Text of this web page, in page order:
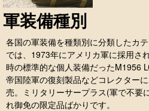
軍装備種別
各国の軍装備を種類別に分類したカ
では、1973年にアメリカ軍に採用さ
時の標準的な個人装備だったM1956
帝国陸軍の復刻製品などコレクター
売。ミリタリーサープラス(軍で不要
れ御免の限定品ばかりです。